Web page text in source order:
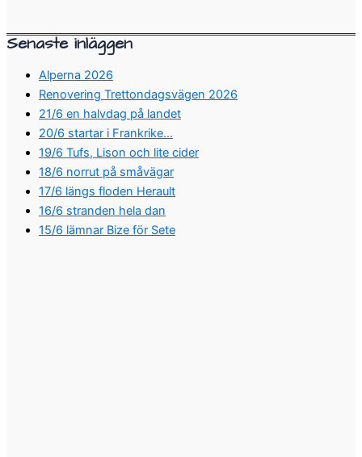
Senaste inläggen
Alperna 2026
Renovering Trettondagsvägen 2026
21/6 en halvdag på landet
20/6 startar i Frankrike…
19/6 Tufs, Lison och lite cider
18/6 norrut på småvägar
17/6 längs floden Herault
16/6 stranden hela dan
15/6 lämnar Bize för Sete